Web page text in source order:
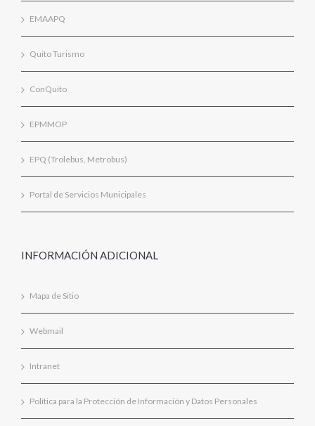
EMAAPQ
Quito Turismo
ConQuito
EPMMOP
EPQ (Trolebus, Metrobus)
Portal de Servicios Municipales
INFORMACIÓN ADICIONAL
Mapa de Sitio
Webmail
Intranet
Política para la Protección de Información y Datos Personales